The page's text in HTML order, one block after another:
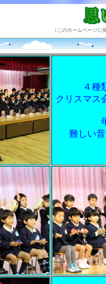
（このホームページ
４種
クリスマス
難しい